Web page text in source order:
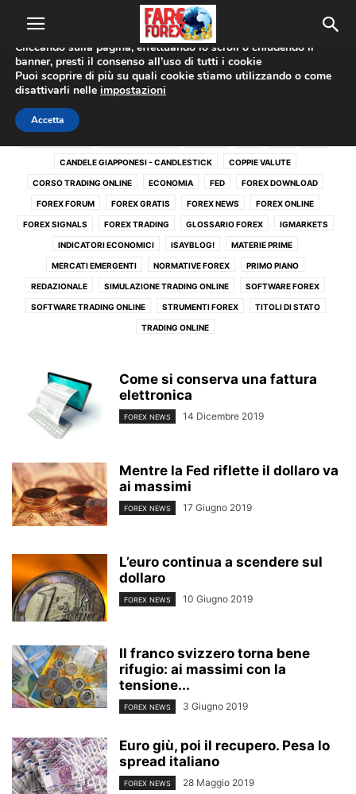
Home Forex News
FOREX NEWS
CANDELE GIAPPONESI - CANDLESTICK COPPIE VALUTE
CORSO TRADING ONLINE ECONOMIA FED FOREX DOWNLOAD
FOREX FORUM FOREX GRATIS FOREX NEWS FOREX ONLINE
FOREX SIGNALS FOREX TRADING GLOSSARIO FOREX IGMARKETS
INDICATORI ECONOMICI ISAYBLOG! MATERIE PRIME
MERCATI EMERGENTI NORMATIVE FOREX PRIMO PIANO
REDAZIONALE SIMULAZIONE TRADING ONLINE SOFTWARE FOREX
SOFTWARE TRADING ONLINE STRUMENTI FOREX TITOLI DI STATO
TRADING ONLINE
Come si conserva una fattura
elettronica
FOREX NEWS 14 Dicembre 2019
Mentre la Fed riflette il dollaro va
ai massimi
FOREX NEWS 17 Giugno 2019
L’euro continua a scendere sul
dollaro
FOREX NEWS 10 Giugno 2019
Il franco svizzero torna bene
rifugio: ai massimi con la
tensione...
FOREX NEWS 3 Giugno 2019
Euro giù, poi il recupero. Pesa lo
spread italiano
FOREX NEWS 28 Maggio 2019
Utilizziamo i cookie per offrirti la migliore esperienza sul nostro
sito web.
Cliccando sulla pagina, effettuando lo scroll o chiudendo il
banner, presti il consenso all’uso di tutti i cookie
Puoi scoprire di più su quali cookie stiamo utilizzando o come
disattivarli nelle impostazioni
Accetta